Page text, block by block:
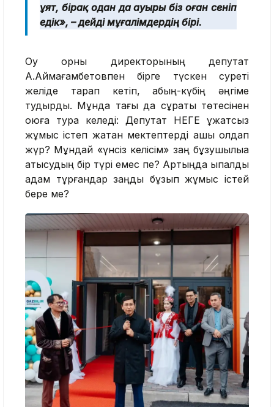
ұят, бірақ одан да ауыры біз оған сеніп
едік», – дейді мұғалімдердің бірі.
Оқу орны директорының депутат
А.Аймағамбетовпен бірге түскен суреті
желіде тарап кетіп, абың-күбің әңгіме
тудырды. Мұнда тағы да сұрақты төтесінен
қоюға тура келеді: Депутат НЕГЕ құжатсыз
жұмыс істеп жатқан мектептерді ашық қолдап
жүр? Мұндай «үнсіз келісім» заң бұзушылыққа
қатысудың бір түрі емес пе? Артыңда ықпалды
адам тұрғандар заңды бұзып жұмыс істей
бере ме?